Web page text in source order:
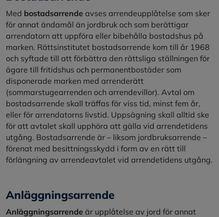
Med bostadsarrende avses arrendeupplåtelse som sker
för annat ändamål än jordbruk och som berättigar
arrendatorn att uppföra eller bibehålla bostadshus på
marken. Rättsinstitutet bostadsarrende kom till år 1968
och syftade till att förbättra den rättsliga ställningen för
ägare till fritidshus och permanentbostäder som
disponerade marken med arrenderätt
(sommarstugearrenden och arrendevillor). Avtal om
bostadsarrende skall träffas för viss tid, minst fem år,
eller för arrendatorns livstid. Uppsägning skall alltid ske
för att avtalet skall upphöra att gälla vid arrendetidens
utgång. Bostadsarrende är – liksom jordbruksarrende –
förenat med besittningsskydd i form av en rätt till
förlängning av arrendeavtalet vid arrendetidens utgång.
Anläggningsarrende
Anläggningsarrende är upplåtelse av jord för annat